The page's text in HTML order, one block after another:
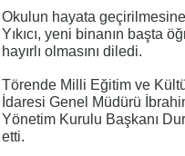
Okulun hayata
Yıkıcı, yeni binanın başta
hayırlı olmasını diledi.
Törende Milli Eğitim ve
İdaresi Genel Müdürü
Yönetim Kurulu Başkanı
etti.